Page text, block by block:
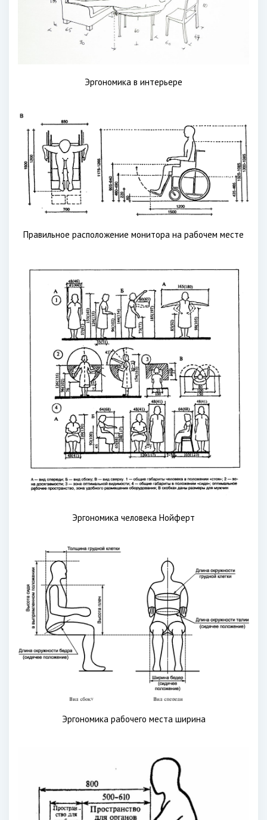
Эргономика в интерьере
Правильное расположение монитора на рабочем месте
Эргономика человека Нойферт
Эргономика рабочего места ширина